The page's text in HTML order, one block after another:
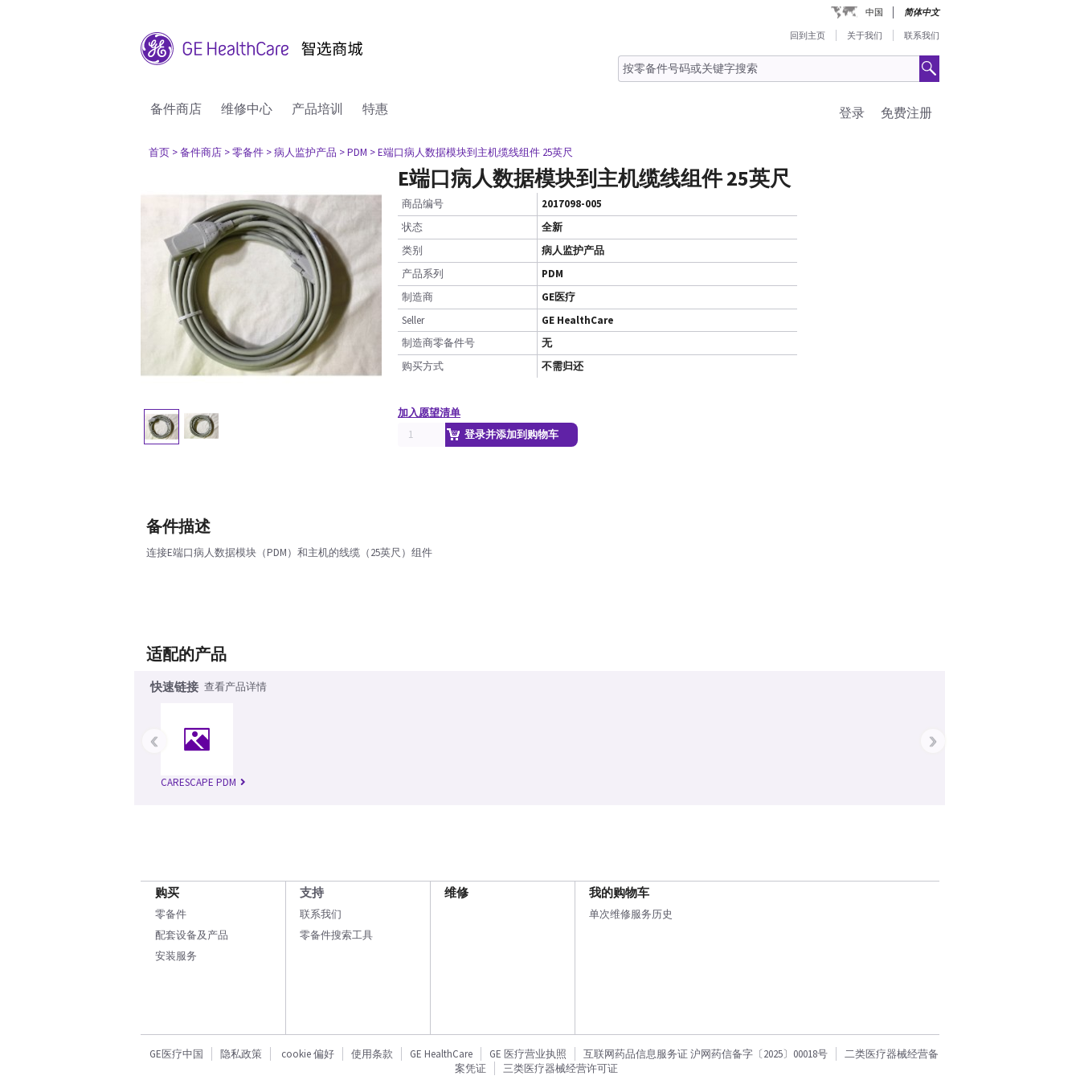
中国 简体中文
回到主页 关于我们 联系我们
备件商店 维修中心 产品培训 特惠 免费注册
登录
首页 > 备件商店 > 零备件 > 病人监护产品 > PDM > E端口病人数据模块到主机缆线组件 25英尺
E端口病人数据模块到主机缆线组件 25英尺
商品编号
2017098-005
状态
全新
类别
病人监护产品
产品系列
PDM
制造商
GE医疗
Seller
GE HealthCare
制造商零备件号
无
购买方式
不需归还
加入愿望清单
登录并添加到购物车
备件描述
连接E端口病人数据模块（PDM）和主机的线缆（25英尺）组件
适配的产品
快速链接 查看产品详情
CARESCAPE PDM
‹ ›
购买
零备件
配套设备及产品
安装服务
支持
联系我们
零备件搜索工具
维修 我的购物车
单次维修服务历史
GE医疗中国 隐私政策 cookie 偏好 使用条款 GE HealthCare GE 医疗营业执照 互联网药品信息服务证 沪网药信备字〔2025〕00018号
二类医疗器械经营备
案凭证
三类医疗器械经营许可证